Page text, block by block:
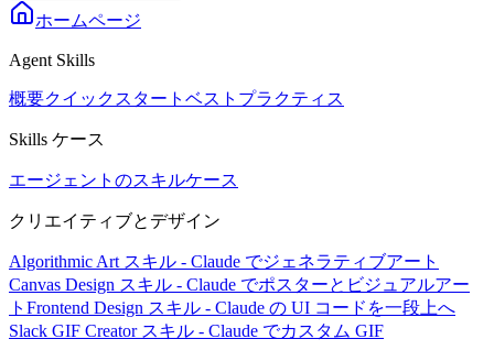
ホームページ
Agent Skills
概要クイックスタート ベストプラクティス
Skills ケース
エージェントのスキルケース
クリエイティブとデザイン
Algorithmic Art スキル - Claude でジェネラティブアート
Canvas Design スキル - Claude でポスターとビジュアルアー
ト Frontend Design スキル - Claude の UI コードを一段上へ
Slack GIF Creator スキル - Claude でカスタム GIF